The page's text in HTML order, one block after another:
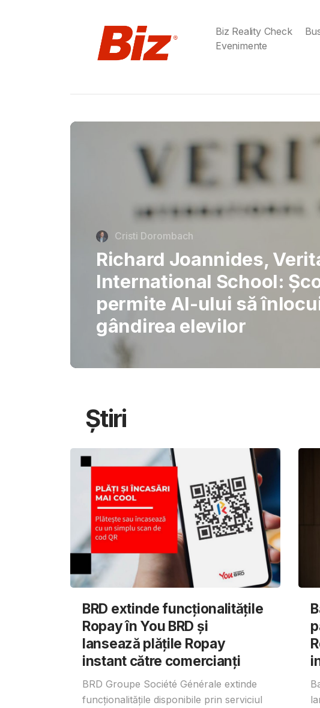
Biz Reality Check
Evenimente
Gabriel Barliga
Oana Gheorghiu:
pentru schimbare
Știri
BRD extinde funcționalitățile
Ropay în You BRD și
lansează plățile Ropay
instant către comercianți
BRD Groupe Société Générale extinde
funcționalitățile disponibile prin serviciul